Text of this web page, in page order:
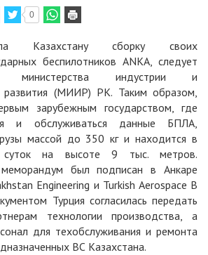
0
Казахстану сборку своих
беспилотников ANKA, следует
министерства индустрии и
развития (МИИР) РК. Таким образом,
зарубежным государством, где
и обслуживаться данные БПЛА,
массой до 350 кг и находится в
суток на высоте 9 тыс. метров.
был подписан в Анкаре
Engineering и Turkish Aerospace В
Турция согласилась передать
технологии производства, а
для техобслуживания и ремонта
ВС Казахстана.